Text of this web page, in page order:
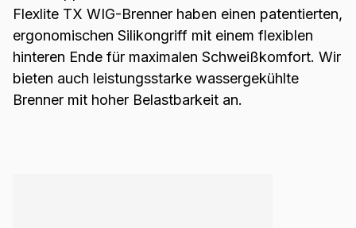
Flexlite TX WIG-Brenner haben einen patentierten,
ergonomischen Silikongriff mit einem flexiblen
hinteren Ende für maximalen Schweißkomfort. Wir
bieten auch leistungsstarke wassergekühlte
Brenner mit hoher Belastbarkeit an.